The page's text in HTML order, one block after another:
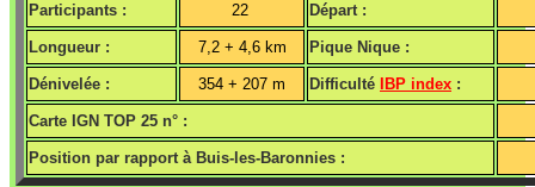
Participants : 22 Départ :
Longueur : 7,2 + 4,6 km Pique Nique :
Dénivelée : 354 + 207 m Difficulté IBP index :
Carte IGN TOP 25 n° :
Position par rapport à Buis-les-Baronnies :